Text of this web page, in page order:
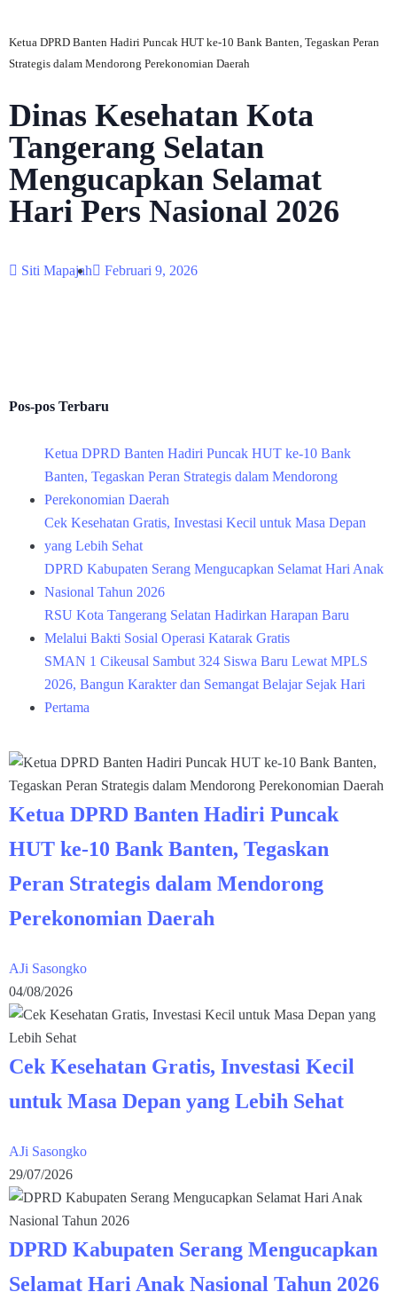
Ketua DPRD Banten Hadiri Puncak HUT ke-10 Bank Banten, Tegaskan Peran
Strategis dalam Mendorong Perekonomian Daerah
Dinas Kesehatan Kota
Tangerang Selatan
Mengucapkan Selamat
Hari Pers Nasional 2026
Siti Mapajah Februari 9, 2026
Pos-pos Terbaru
Ketua DPRD Banten Hadiri Puncak HUT ke-10 Bank
Banten, Tegaskan Peran Strategis dalam Mendorong
Perekonomian Daerah
Cek Kesehatan Gratis, Investasi Kecil untuk Masa Depan
yang Lebih Sehat
DPRD Kabupaten Serang Mengucapkan Selamat Hari Anak
Nasional Tahun 2026
RSU Kota Tangerang Selatan Hadirkan Harapan Baru
Melalui Bakti Sosial Operasi Katarak Gratis
SMAN 1 Cikeusal Sambut 324 Siswa Baru Lewat MPLS
2026, Bangun Karakter dan Semangat Belajar Sejak Hari
Pertama
Ketua DPRD Banten Hadiri Puncak
HUT ke-10 Bank Banten, Tegaskan
Peran Strategis dalam Mendorong
Perekonomian Daerah
AJi Sasongko
04/08/2026
Cek Kesehatan Gratis, Investasi Kecil
untuk Masa Depan yang Lebih Sehat
AJi Sasongko
29/07/2026
DPRD Kabupaten Serang Mengucapkan
Selamat Hari Anak Nasional Tahun 2026